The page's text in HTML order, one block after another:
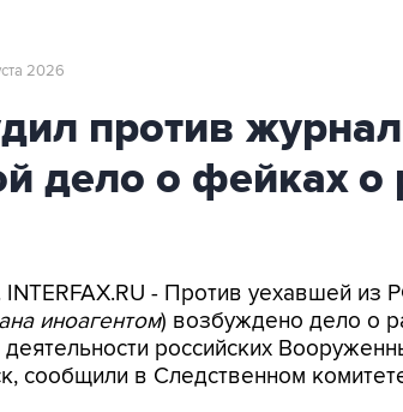
2026
против
дело о фейках о
INTERFAX.RU - Против уехавшей из
иноагентом) возбуждено дело о
российских
сообщили в Следственном